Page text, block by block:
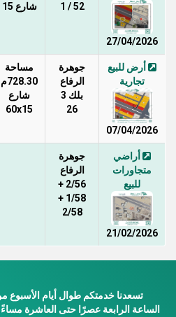
27/04/2026
52 / 1
شارع 15
أرض للبيع
تجارية
07/04/2026
جوهرة
الرفاع
بلك 3
26
مساحة
728.30م
شارع
60x15
أراضي
متجاورات
للبيع
21/02/2026
جوهرة
الرفاع
2/56 +
1/58 +
2/58
تسعدنا خدمتكم طوال أيام
الساعة الرابعة عصرًا حتى العاشرة